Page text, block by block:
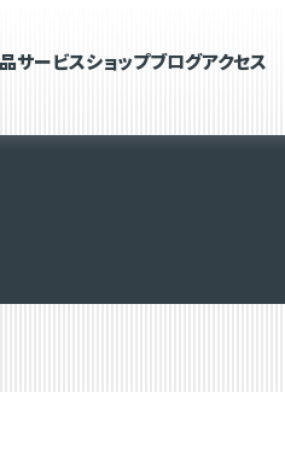
サービスショップブログアクセス